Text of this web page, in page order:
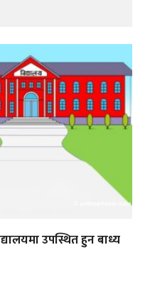
उपस्थित हुन बाध्य